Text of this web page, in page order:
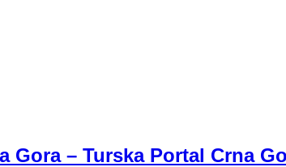
Gora – Turska Portal Crna